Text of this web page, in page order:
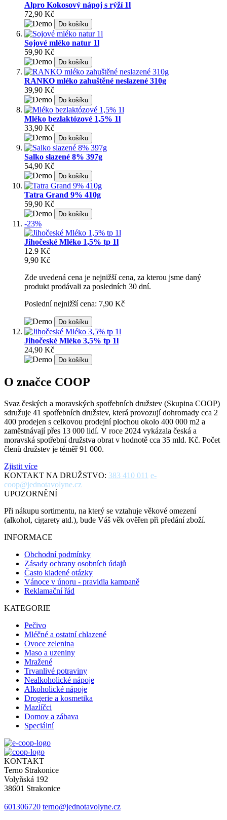
Alpro Kokosový nápoj s rýží 1l
72,90 Kč
Do košíku
Sojové mléko natur 1l
59,90 Kč
Do košíku
RANKO mléko zahuštěné neslazené 310g
39,90 Kč
Do košíku
Mléko bezlaktózové 1,5% 1l
33,90 Kč
Do košíku
Salko slazené 8% 397g
54,90 Kč
Do košíku
Tatra Grand 9% 410g
59,90 Kč
Do košíku
-23%
Jihočeské Mléko 1,5% tp 1l
12.9 Kč
9,90 Kč
Zde uvedená cena je nejnižší cena, za kterou jsme daný
produkt prodávali za posledních 30 dní.
Poslední nejnižší cena: 7,90 Kč
Do košíku
Jihočeské Mléko 3,5% tp 1l
24,90 Kč
Do košíku
O značce COOP
Svaz českých a moravských spotřebních družstev (Skupina COOP)
sdružuje 41 spotřebních družstev, která provozují dohromady cca 2
400 prodejen s celkovou prodejní plochou okolo 400 000 m2 a
zaměstnávají přes 13 000 lidí. V roce 2024 vykázala česká a
moravská spotřební družstva obrat v hodnotě cca 35 mld. Kč. Počet
členů družstev je téměř 91 000.
Zjistit více
KONTAKT NA DRUŽSTVO: 383 410 011 e-
coop@jednotavolyne.cz
UPOZORNĚNÍ
Při nákupu sortimentu, na který se vztahuje věkové omezení
(alkohol, cigarety atd.), bude Váš věk ověřen při předání zboží.
INFORMACE
Obchodní podmínky
Zásady ochrany osobních údajů
Často kladené otázky
Vánoce v únoru - pravidla kampaně
Reklamační řád
KATEGORIE
Pečivo
Mléčné a ostatní chlazené
Ovoce zelenina
Maso a uzeniny
Mražené
Trvanlivé potraviny
Nealkoholické nápoje
Alkoholické nápoje
Drogerie a kosmetika
Mazlíčci
Domov a zábava
Speciální
KONTAKT
Terno Strakonice
Volyňská 192
38601 Strakonice
601306720 terno@jednotavolyne.cz